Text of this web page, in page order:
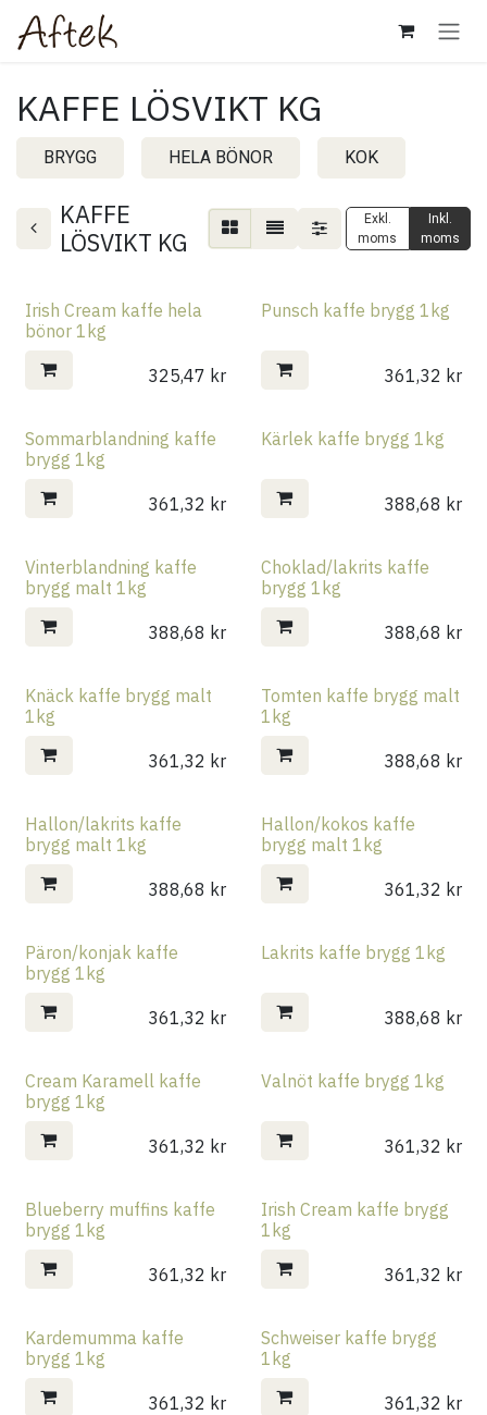
Hoppa till innehåll
KAFFE LÖSVIKT KG
BRYGG HELA BÖNOR KOK
KAFFE
LÖSVIKT KG
Exkl.
moms
Inkl.
moms
Irish Cream kaffe hela
bönor 1kg
325,47 kr
Punsch kaffe brygg 1kg
361,32 kr
Sommarblandning kaffe
brygg 1kg
361,32 kr
Kärlek kaffe brygg 1kg
388,68 kr
Vinterblandning kaffe
brygg malt 1kg
388,68 kr
Choklad/lakrits kaffe
brygg 1kg
388,68 kr
Knäck kaffe brygg malt
1kg
361,32 kr
Tomten kaffe brygg malt
1kg
388,68 kr
Hallon/lakrits kaffe
brygg malt 1kg
388,68 kr
Hallon/kokos kaffe
brygg malt 1kg
361,32 kr
Päron/konjak kaffe
brygg 1kg
361,32 kr
Lakrits kaffe brygg 1kg
388,68 kr
Cream Karamell kaffe
brygg 1kg
361,32 kr
Valnöt kaffe brygg 1kg
361,32 kr
Blueberry muffins kaffe
brygg 1kg
361,32 kr
Irish Cream kaffe brygg
1kg
361,32 kr
Kardemumma kaffe
brygg 1kg
361,32 kr
Schweiser kaffe brygg
1kg
361,32 kr